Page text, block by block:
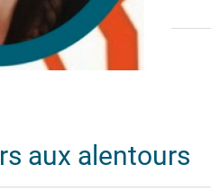
aux alentours